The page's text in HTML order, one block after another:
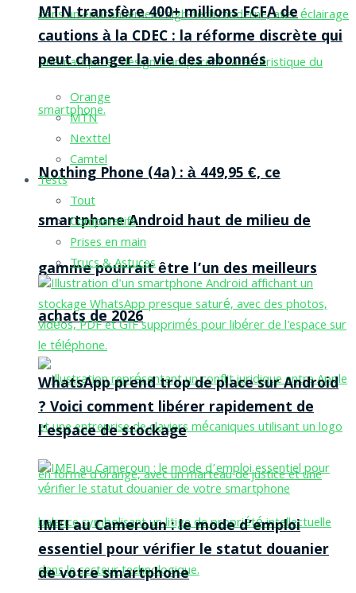
Nothing Phone (4a) : à 449,95 €, ce
smartphone Android haut de milieu de
gamme pourrait être l’un des meilleurs
achats de 2026
MTN transfère 400+ millions FCFA de
cautions à la CDEC : la réforme discrète qui
peut changer la vie des abonnés
Orange
MTN
Nexttel
Camtel
Tests
Tout
Comparatifs
Prises en main
Trucs & Astuces
WhatsApp prend trop de place sur Android
? Voici comment libérer rapidement de
l’espace de stockage
IMEI au Cameroun : le mode d’emploi
essentiel pour vérifier le statut douanier
de votre smartphone